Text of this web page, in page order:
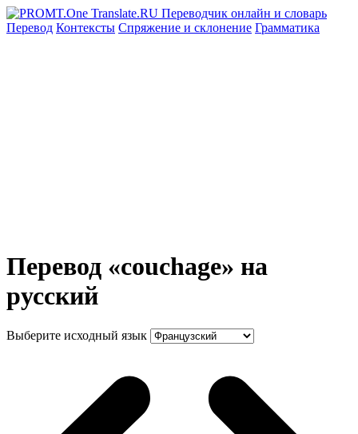
Перевод Контексты Спряжение и склонение Грамматика
Перевод «couchage» на
русский
Выберите исходный язык